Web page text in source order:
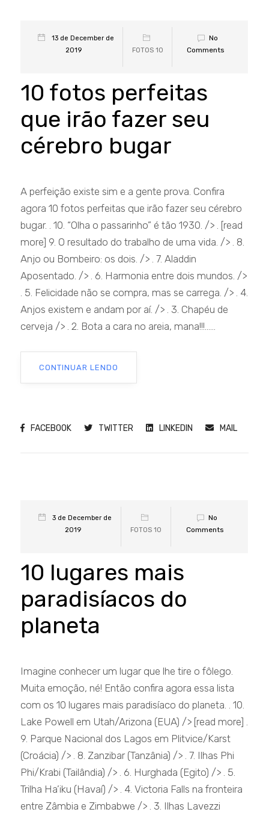
13 de December de
2019
FOTOS 10
No
Comments
10 fotos perfeitas
que irão fazer seu
cérebro bugar
A perfeição existe sim e a gente prova. Confira
agora 10 fotos perfeitas que irão fazer seu cérebro
bugar. . 10. “Olha o passarinho” é tão 1930. /> . [read
more] 9. O resultado do trabalho de uma vida. /> . 8.
Anjo ou Bombeiro: os dois. /> . 7. Aladdin
Aposentado. /> . 6. Harmonia entre dois mundos. />
. 5. Felicidade não se compra, mas se carrega. /> . 4.
Anjos existem e andam por aí. /> . 3. Chapéu de
cerveja /> . 2. Bota a cara no areia, mana!!!......
CONTINUAR LENDO
FACEBOOK TWITTER LINKEDIN MAIL
3 de December de
2019
FOTOS 10
No
Comments
10 lugares mais
paradisíacos do
planeta
Imagine conhecer um lugar que lhe tire o fôlego.
Muita emoção, né! Então confira agora essa lista
com os 10 lugares mais paradisíaco do planeta. . 10.
Lake Powell em Utah/Arizona (EUA) /> [read more] .
9. Parque Nacional dos Lagos em Plitvice/Karst
(Croácia) /> . 8. Zanzibar (Tanzânia) /> . 7. Ilhas Phi
Phi/Krabi (Tailândia) /> . 6. Hurghada (Egito) /> . 5.
Trilha Ha’iku (Havaí) /> . 4. Victoria Falls na fronteira
entre Zâmbia e Zimbabwe /> . 3. Ilhas Lavezzi